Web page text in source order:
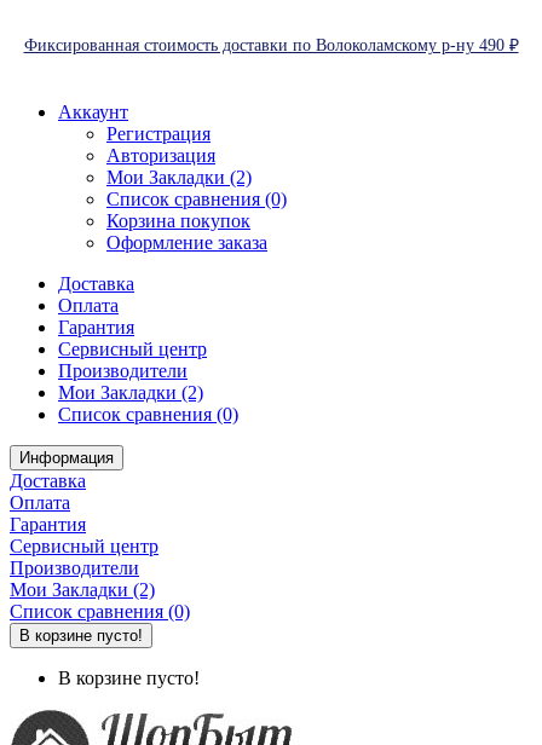
Фиксированная стоимость доставки по Волоколамскому р-ну 490 ₽
Аккаунт
Регистрация
Авторизация
Мои Закладки (2)
Список сравнения (0)
Корзина покупок
Оформление заказа
Доставка
Оплата
Гарантия
Сервисный центр
Производители
Мои Закладки (2)
Список сравнения (0)
Информация
Доставка
Оплата
Гарантия
Сервисный центр
Производители
Мои Закладки (2)
Список сравнения (0)
В корзине пусто!
В корзине пусто!